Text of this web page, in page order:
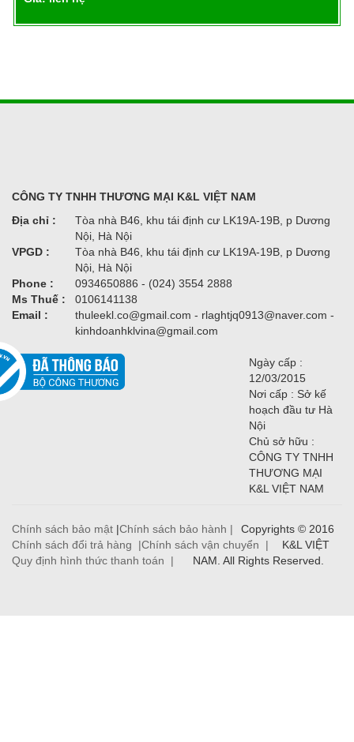
CÔNG TY TNHH THƯƠNG MẠI K&L VIỆT NAM
Địa chỉ :
Tòa nhà B46, khu tái định cư LK19A-19B, p Dương
Nội, Hà Nội
VPGD :
Tòa nhà B46, khu tái định cư LK19A-19B, p Dương
Nội, Hà Nội
Phone :
0934650886 - (024) 3554 2888
Ms Thuế :
0106141138
Email :
thuleekl.co@gmail.com - rlaghtjq0913@naver.com -
kinhdoanhklvina@gmail.com
Ngày cấp :
12/03/2015
Nơi cấp : Sở kế
hoạch đầu tư Hà
Nội
Chủ sở hữu :
CÔNG TY TNHH
THƯƠNG MẠI
K&L VIỆT NAM
Chính sách bảo mật |Chính sách bảo hành |
Chính sách đổi trả hàng |Chính sách vận chuyển |
Quy định hình thức thanh toán |
Copyrights © 2016
K&L VIỆT
NAM. All Rights Reserved.